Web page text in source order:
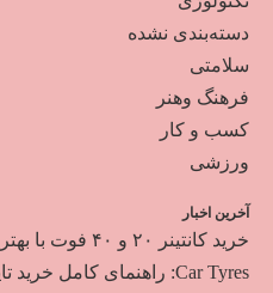
دسته‌بندی نشده
سلامتی
فرهنگ وهنر
کسب و کار
ورزشی
آخرین اخبار
خرید کانتینر ۲۰ و ۴۰ فوت با بهترین قیمت
Car Tyres: راهنمای کامل خرید تایر